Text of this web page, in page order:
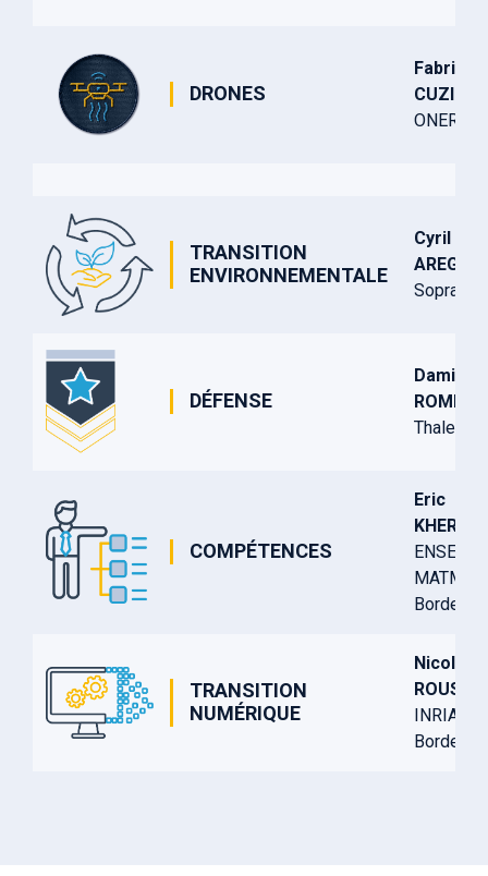
DRONES
Fabrice
CUZIEUX
ONERA
TRANSITION
ENVIRONNEMENTALE
Cyril
AREGAY
Sopra
DÉFENSE
Damien
Thales
COMPÉTENCES
Eric
ENSEIRB
Bordeaux
TRANSITION
NUMÉRIQUE
Nicolas
INRIA
Bordeaux